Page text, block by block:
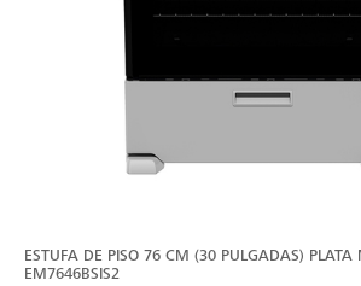
ESTUFA DE PISO 76 CM (30 PULGADAS)
EM7646BSIS2